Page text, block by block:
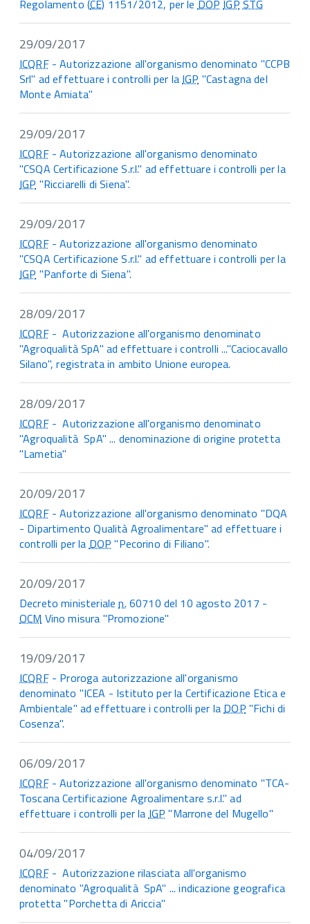
Regolamento (CE) 1151/2012, per leDOP IGP STG
29/09/2017
ICQRF- Autorizzazione all'organismo denominato "CCPB
Srl" ad effettuare i controlli per laIGP "Castagna del
Monte Amiata"
29/09/2017
ICQRF- Autorizzazione all'organismo denominato
"CSQA Certificazione S.r.l." ad effettuare i controlli per la
IGP "Ricciarelli di Siena".
29/09/2017
ICQRF- Autorizzazione all'organismo denominato
"CSQA Certificazione S.r.l." ad effettuare i controlli per la
IGP "Panforte di Siena".
28/09/2017
ICQRF- Autorizzazione all'organismo denominato
"Agroqualità SpA" ad effettuare i controlli ..."Caciocavallo
Silano", registrata in ambito Unione europea.
28/09/2017
ICQRF- Autorizzazione all'organismo denominato
"Agroqualità SpA" ... denominazione di origine protetta
"Lametia"
20/09/2017
ICQRF- Autorizzazione all'organismo denominato "DQA
- Dipartimento Qualità Agroalimentare" ad effettuare i
controlli per laDOP "Pecorino di Filiano".
20/09/2017
Decreto ministerialen. 60710 del 10 agosto 2017 -
OCM Vino misura "Promozione"
19/09/2017
ICQRF- Proroga autorizzazione all'organismo
denominato "ICEA - Istituto per la Certificazione Etica e
Ambientale" ad effettuare i controlli per laDOP "Fichi di
Cosenza".
06/09/2017
ICQRF- Autorizzazione all'organismo denominato "TCA-
Toscana Certificazione Agroalimentare s.r.l." ad
effettuare i controlli per laIGP "Marrone del Mugello"
04/09/2017
ICQRF- Autorizzazione rilasciata all'organismo
denominato "Agroqualità SpA" ... indicazione geografica
protetta "Porchetta di Ariccia"